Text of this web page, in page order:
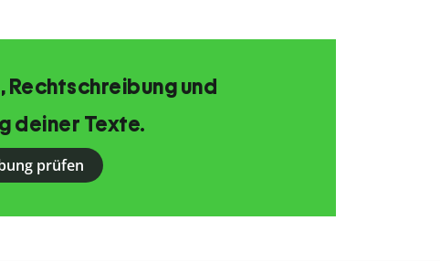
und
deiner Texte.
prüfen